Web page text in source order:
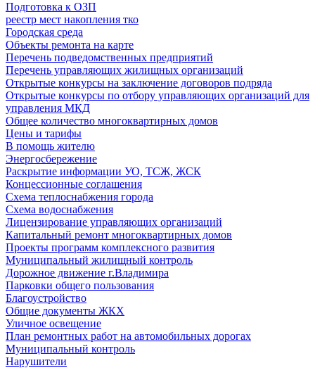
Подготовка к ОЗП
реестр мест накопления тко
Городская среда
Объекты ремонта на карте
Перечень подведомственных предприятий
Перечень управляющих жилищных организаций
Открытые конкурсы на заключение договоров подряда
Открытые конкурсы по отбору управляющих организаций для
управления МКД
Общее количество многоквартирных домов
Цены и тарифы
В помощь жителю
Энергосбережение
Раскрытие информации УО, ТСЖ, ЖСК
Концессионные соглашения
Схема теплоснабжения города
Схема водоснабжения
Лицензирование управляющих организаций
Капитальный ремонт многоквартирных домов
Проекты программ комплексного развития
Муниципальный жилищный контроль
Дорожное движение г.Владимира
Парковки общего пользования
Благоустройство
Общие документы ЖКХ
Уличное освещение
План ремонтных работ на автомобильных дорогах
Муниципальный контроль
Нарушители